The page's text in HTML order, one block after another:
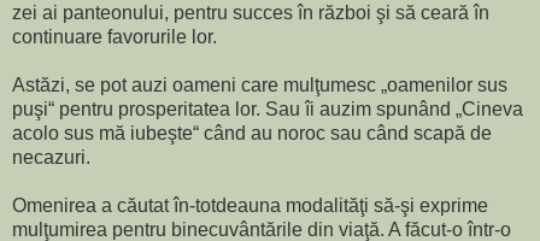
zei ai panteonului, pentru succes în război şi să ceară în
continuare favorurile lor.
Astăzi, se pot auzi oameni care mulţumesc „oamenilor sus
puşi“ pentru prosperitatea lor. Sau îi auzim spunând „Cineva
acolo sus mă iubeşte“ când au noroc sau când scapă de
necazuri.
Omenirea a căutat în-totdeauna modalităţi să-şi exprime
mulţumirea pentru binecuvântările din viaţă. A făcut-o într-o